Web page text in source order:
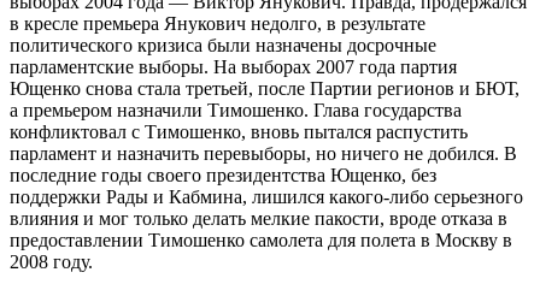
в кресле премьера Янукович недолго, в результате
политического кризиса были назначены досрочные
парламентские выборы. На выборах 2007 года партия
Ющенко снова стала третьей, после Партии регионов и БЮТ,
а премьером назначили Тимошенко. Глава государства
конфликтовал с Тимошенко, вновь пытался распустить
парламент и назначить перевыборы, но ничего не добился. В
последние годы своего президентства Ющенко, без
поддержки Рады и Кабмина, лишился какого-либо серьезного
влияния и мог только делать мелкие пакости, вроде отказа в
предоставлении Тимошенко самолета для полета в Москву в
2008 году.